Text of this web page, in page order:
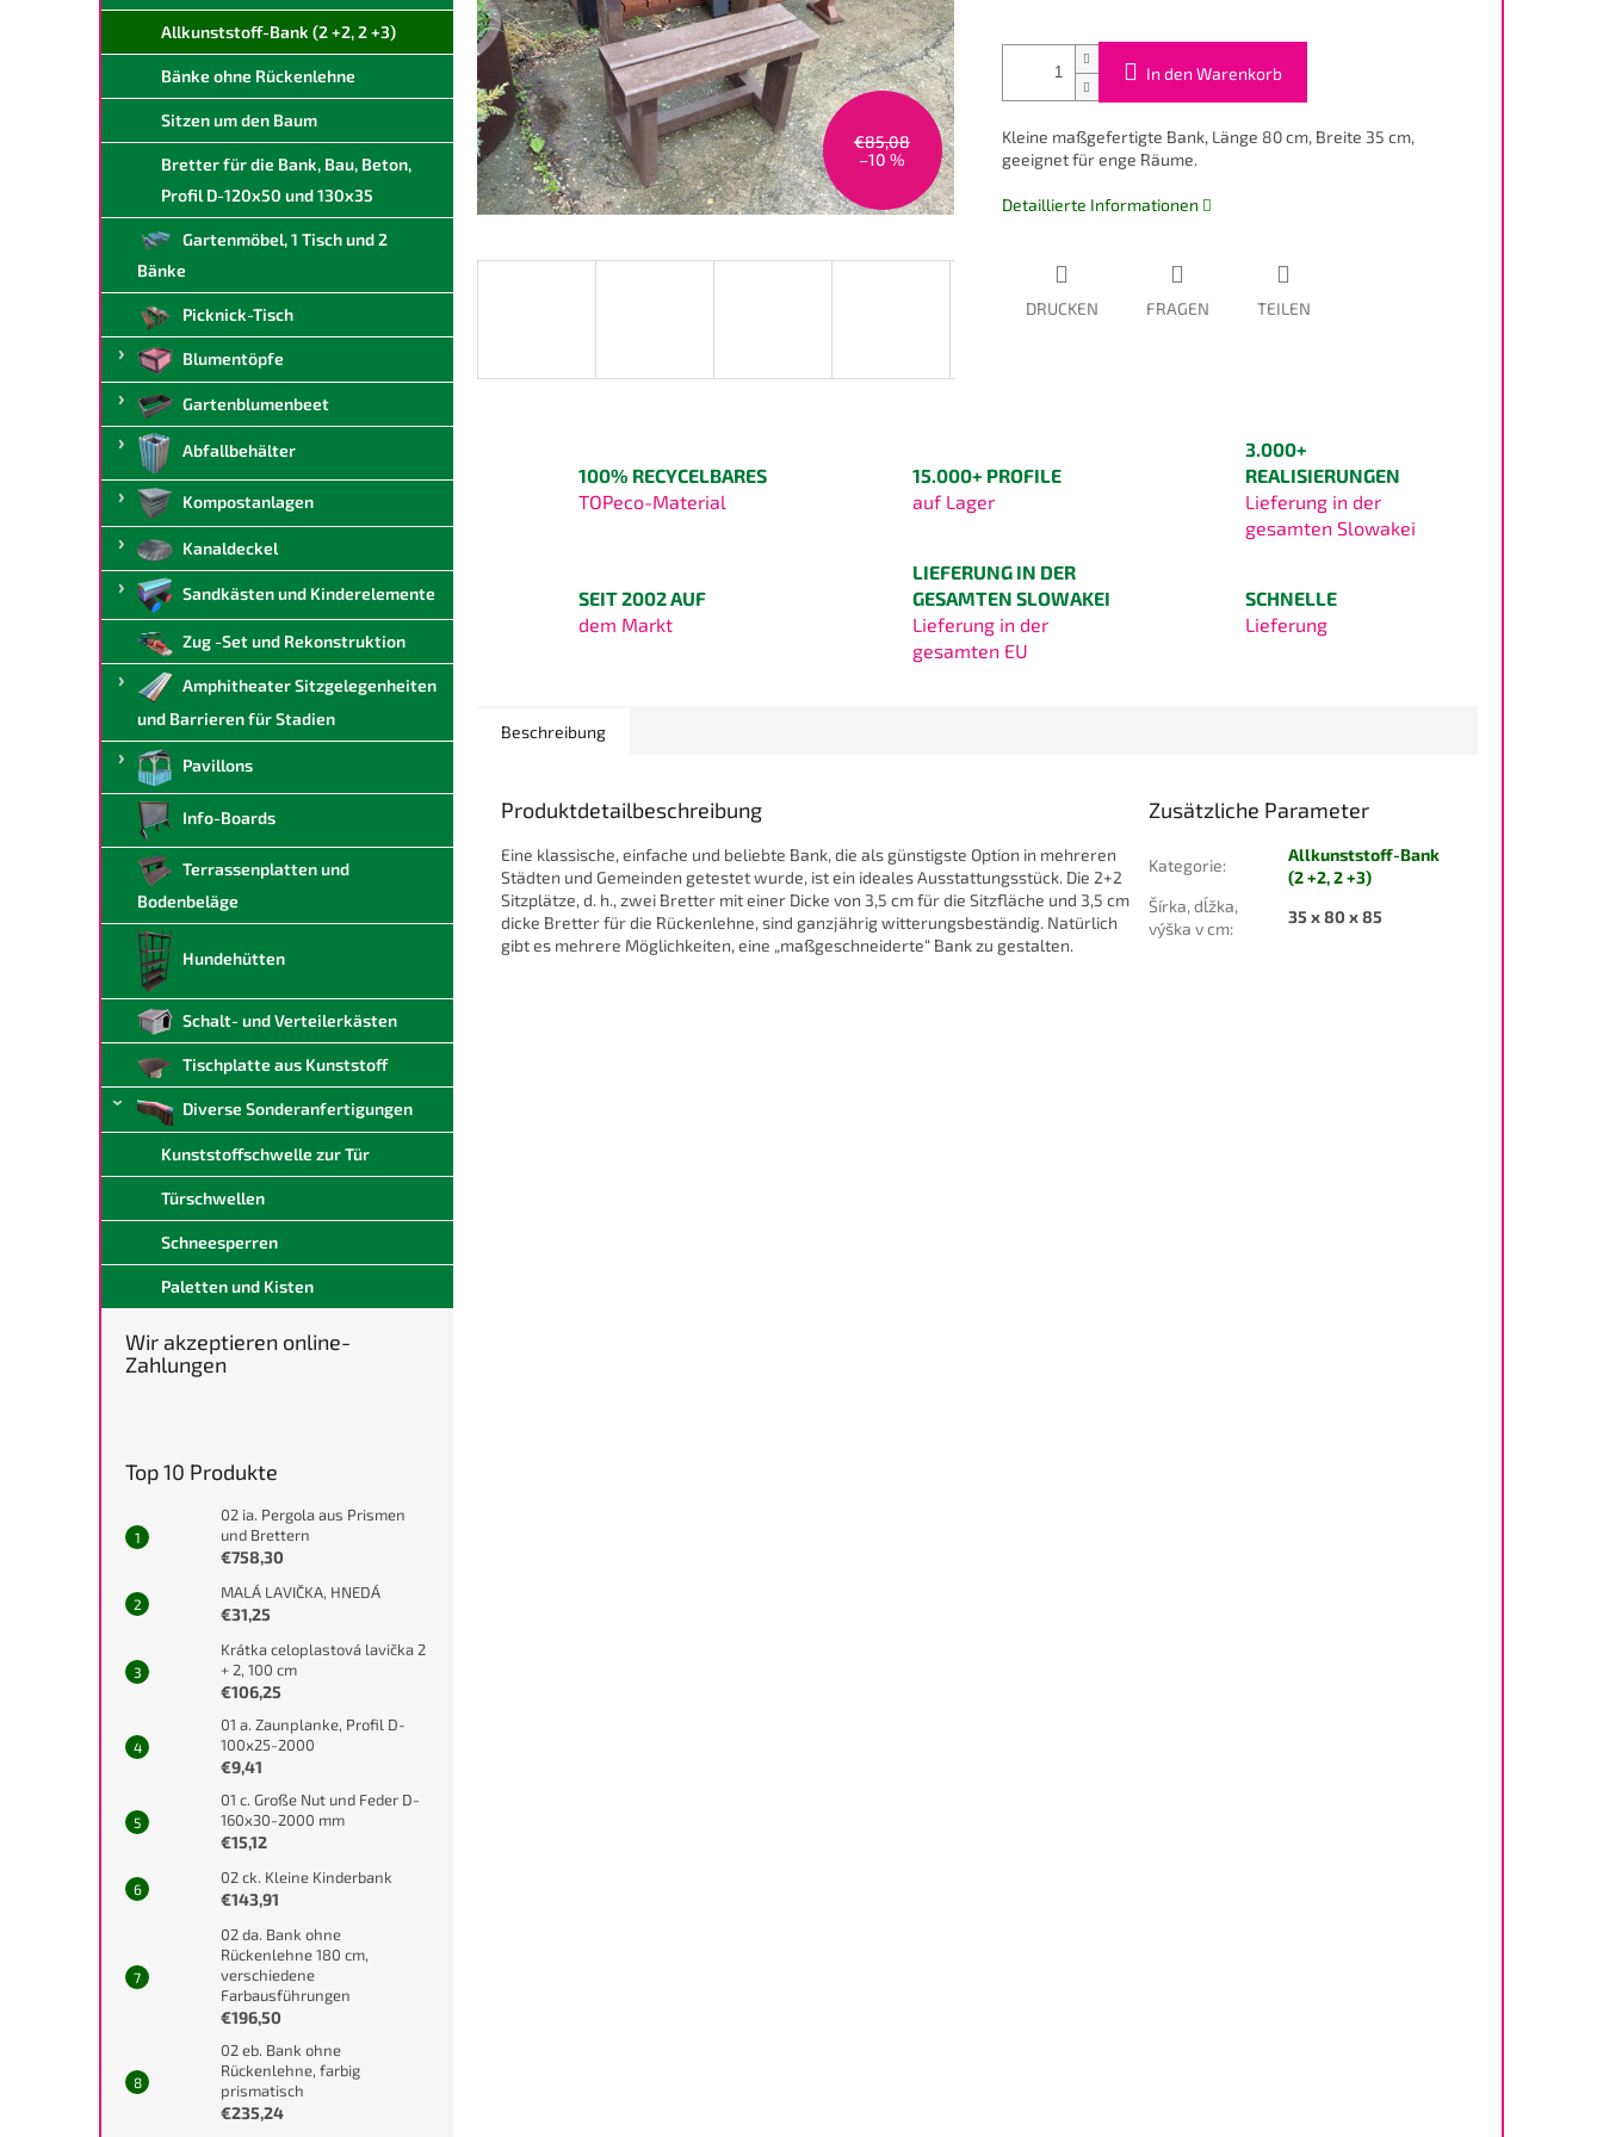
t
Allkunststoff-Bank (2 +2, 2 +3)
Bänke ohne Rückenlehne
Sitzen um den Baum
Bretter für die Bank, Bau, Beton,
Profil D-120x50 und 130x35
Gartenmöbel, 1 Tisch und 2
Bänke
Picknick-Tisch
Blumentöpfe
Gartenblumenbeet
Abfallbehälter
Kompostanlagen
Kanaldeckel
Sandkästen und Kinderelemente
Zug -Set und Rekonstruktion
Amphitheater Sitzgelegenheiten
und Barrieren für Stadien
Pavillons
Info-Boards
Terrassenplatten und
Bodenbeläge
Hundehütten
Schalt- und Verteilerkästen
Tischplatte aus Kunststoff
Diverse Sonderanfertigungen
Kunststoffschwelle zur Tür
Türschwellen
Schneesperren
Paletten und Kisten
Wir akzeptieren online-
Zahlungen
Top 10 Produkte
02 ia. Pergola aus Prismen
und Brettern
€758,30
MALÁ LAVIČKA, HNEDÁ
€31,25
Krátka celoplastová lavička 2
+ 2, 100 cm
€106,25
01 a. Zaunplanke, Profil D-
100x25-2000
€9,41
01 c. Große Nut und Feder D-
160x30-2000 mm
€15,12
02 ck. Kleine Kinderbank
€143,91
02 da. Bank ohne
Rückenlehne 180 cm,
verschiedene
Farbausführungen
€196,50
02 eb. Bank ohne
Rückenlehne, farbig
prismatisch
€235,24
€85,08
–10 %
In den Warenkorb
Kleine maßgefertigte Bank, Länge 80 cm, Breite 35 cm,
geeignet für enge Räume.
Detaillierte Informationen
DRUCKEN FRAGEN TEILEN
100% RECYCELBARES
TOPeco-Material
15.000+ PROFILE
auf Lager
3.000+
REALISIERUNGEN
Lieferung in der
gesamten Slowakei
SEIT 2002 AUF
dem Markt
LIEFERUNG IN DER
GESAMTEN SLOWAKEI
Lieferung in der
gesamten EU
SCHNELLE
Lieferung
Beschreibung
Produktdetailbeschreibung
Eine klassische, einfache und beliebte Bank, die als günstigste Option in mehreren
Städten und Gemeinden getestet wurde, ist ein ideales Ausstattungsstück. Die 2+2
Sitzplätze, d. h., zwei Bretter mit einer Dicke von 3,5 cm für die Sitzfläche und 3,5 cm
dicke Bretter für die Rückenlehne, sind ganzjährig witterungsbeständig. Natürlich
gibt es mehrere Möglichkeiten, eine „maßgeschneiderte“ Bank zu gestalten.
Zusätzliche Parameter
Kategorie:
Allkunststoff-Bank
(2 +2, 2 +3)
Šírka, dĺžka,
výška v cm:
35 x 80 x 85